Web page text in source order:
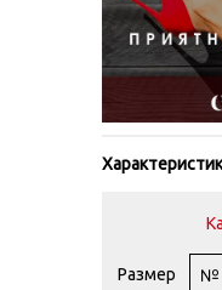
Размер №